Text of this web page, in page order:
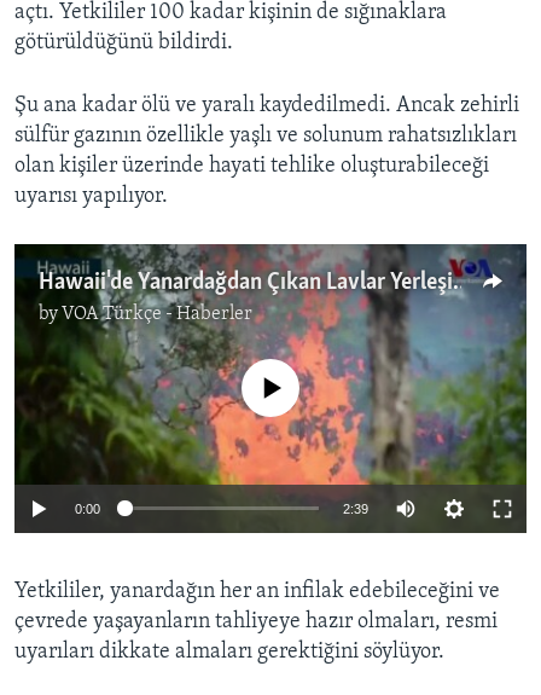
açtı. Yetkililer 100 kadar kişinin de sığınaklara
götürüldüğünü bildirdi.
Şu ana kadar ölü ve yaralı kaydedilmedi. Ancak zehirli
sülfür gazının özellikle yaşlı ve solunum rahatsızlıkları
olan kişiler üzerinde hayati tehlike oluşturabileceği
uyarısı yapılıyor.
Hawaii'de Yanardağdan Çıkan Lavlar Yerleşim Birimlerini Tehdit Ediyor
by VOA Türkçe - Haberler
No media source currently available
0:00 2:39
Yetkililer, yanardağın her an infilak edebileceğini ve
çevrede yaşayanların tahliyeye hazır olmaları, resmi
uyarıları dikkate almaları gerektiğini söylüyor.